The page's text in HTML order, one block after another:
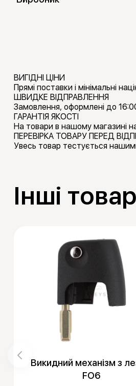
ВИГІДНІ ЦІНИ
Прямі поставки і мінімальні
ШВИДКЕ ВІДПРАВЛЕННЯ
Замовлення, оформлені до
ГАРАНТІЯ ЯКОСТІ
На товари в нашому магазині
ПЕРЕВІРКА ТОВАРУ ПЕРЕД
Увесь товар тестується
Інші
Викидний механізм з
FO6